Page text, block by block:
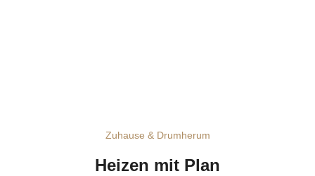
Zuhause & Drumherum
Heizen mit Plan